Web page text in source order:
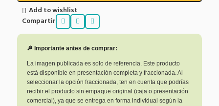
Add to wishlist
Compartir
🔎 Importante antes de comprar:
La imagen publicada es solo de referencia. Este producto
está disponible en presentación completa y fraccionada. Al
seleccionar la opción fraccionada, ten en cuenta que podrías
recibir el producto sin empaque original (caja o presentación
comercial), ya que se entrega en forma individual según la